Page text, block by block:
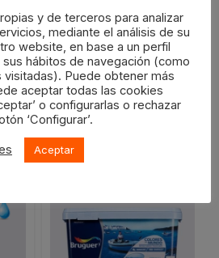
y de terceros para analizar
mediante el análisis de su
website, en base a un perfil
hábitos de navegación (como
Puede obtener más
aceptar todas las cookies
o configurarlas o rechazar
‘Configurar’.
Aceptar